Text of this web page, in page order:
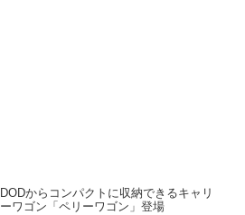
DODからコンパクトに収納できるキャリ
ーワゴン「ペリーワゴン」登場